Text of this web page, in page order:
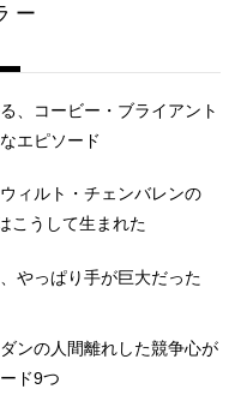
ー
、コービー・ブライアント
エピソード
ィルト・チェンバレンの
こうして生まれた
やっぱり手が巨大だった
ンの人間離れした競争心が
ド9つ